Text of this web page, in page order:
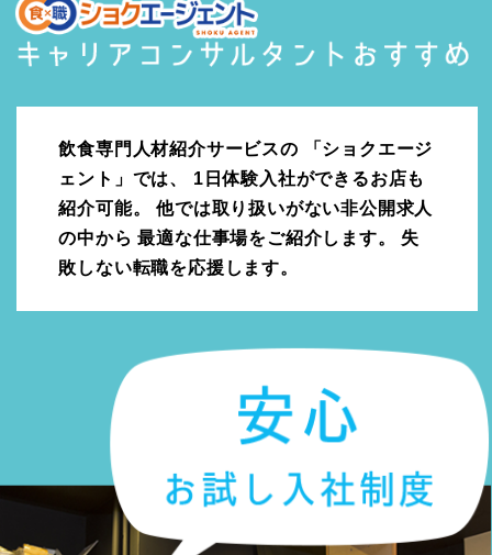
飲食専門人材紹介サービスの 「ショクエージ
ェント」では、
1日体験入社ができるお店も
紹介可能。
他では取り扱いがない非公開求人
の中から 最適な仕事場をご紹介します。
失
敗しない転職を応援します。